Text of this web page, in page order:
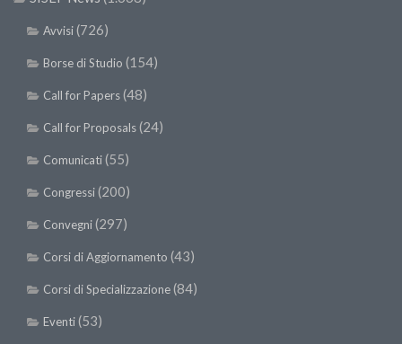
SISEF Notebook (Rassegna Stampa)
SISEF Eventi
SISEF@Facebook
@SISEF Tweets
@ForestTweeting
SISEF Publishing
Redazione SISEF.ORG
Avvisi(726)
Borse di Studio (154)
Call for Papers(48)
Call for Proposals(24)
Comunicati(55)
Congressi(200)
Convegni(297)
Corsi di Aggiornamento (43)
Corsi di Specializzazione(84)
Eventi(53)